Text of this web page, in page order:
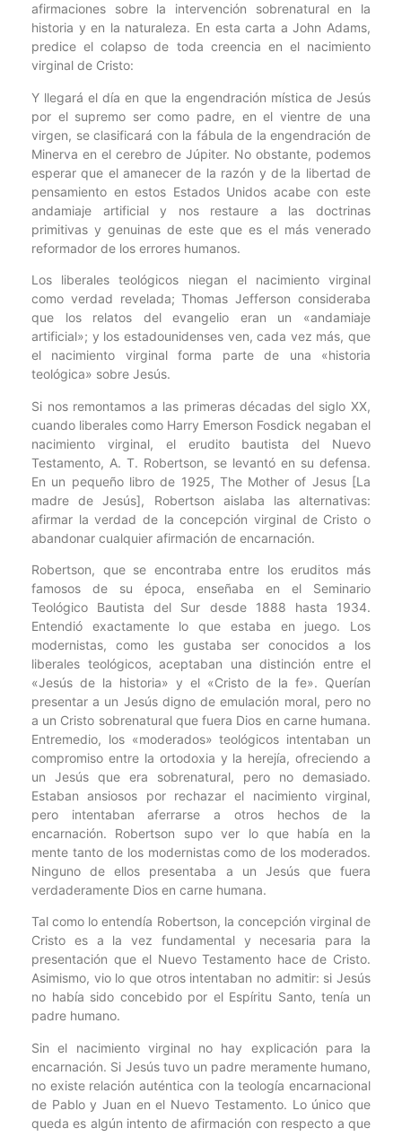
afirmaciones sobre la intervención sobrenatural en la
historia y en la naturaleza. En esta carta a John Adams,
predice el colapso de toda creencia en el nacimiento
virginal de Cristo:
Y llegará el día en que la engendración mística de Jesús
por el supremo ser como padre, en el vientre de una
virgen, se clasificará con la fábula de la engendración de
Minerva en el cerebro de Júpiter. No obstante, podemos
esperar que el amanecer de la razón y de la libertad de
pensamiento en estos Estados Unidos acabe con este
andamiaje artificial y nos restaure a las doctrinas
primitivas y genuinas de este que es el más venerado
reformador de los errores humanos.
Los liberales teológicos niegan el nacimiento virginal
como verdad revelada; Thomas Jefferson consideraba
que los relatos del evangelio eran un «andamiaje
artificial»; y los estadounidenses ven, cada vez más, que
el nacimiento virginal forma parte de una «historia
teológica» sobre Jesús.
Si nos remontamos a las primeras décadas del siglo XX,
cuando liberales como Harry Emerson Fosdick negaban el
nacimiento virginal, el erudito bautista del Nuevo
Testamento, A. T. Robertson, se levantó en su defensa.
En un pequeño libro de 1925, The Mother of Jesus [La
madre de Jesús], Robertson aislaba las alternativas:
afirmar la verdad de la concepción virginal de Cristo o
abandonar cualquier afirmación de encarnación.
Robertson, que se encontraba entre los eruditos más
famosos de su época, enseñaba en el Seminario
Teológico Bautista del Sur desde 1888 hasta 1934.
Entendió exactamente lo que estaba en juego. Los
modernistas, como les gustaba ser conocidos a los
liberales teológicos, aceptaban una distinción entre el
«Jesús de la historia» y el «Cristo de la fe». Querían
presentar a un Jesús digno de emulación moral, pero no
a un Cristo sobrenatural que fuera Dios en carne humana.
Entremedio, los «moderados» teológicos intentaban un
compromiso entre la ortodoxia y la herejía, ofreciendo a
un Jesús que era sobrenatural, pero no demasiado.
Estaban ansiosos por rechazar el nacimiento virginal,
pero intentaban aferrarse a otros hechos de la
encarnación. Robertson supo ver lo que había en la
mente tanto de los modernistas como de los moderados.
Ninguno de ellos presentaba a un Jesús que fuera
verdaderamente Dios en carne humana.
Tal como lo entendía Robertson, la concepción virginal de
Cristo es a la vez fundamental y necesaria para la
presentación que el Nuevo Testamento hace de Cristo.
Asimismo, vio lo que otros intentaban no admitir: si Jesús
no había sido concebido por el Espíritu Santo, tenía un
padre humano.
Sin el nacimiento virginal no hay explicación para la
encarnación. Si Jesús tuvo un padre meramente humano,
no existe relación auténtica con la teología encarnacional
de Pablo y Juan en el Nuevo Testamento. Lo único que
queda es algún intento de afirmación con respecto a que